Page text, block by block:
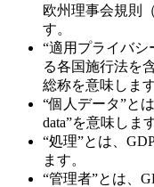
欧州理事会規則
す。
“適用プライバシ
る各国施行法を
総称を意味します
“個人データ”と
data”を意味します
“処理”とは、
ます。
“管理者”とは、